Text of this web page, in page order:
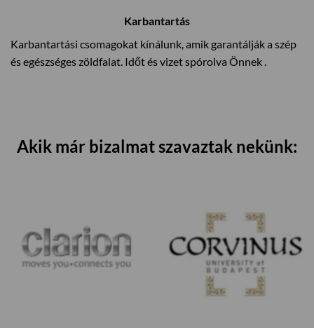
Karbantartás
Karbantartási csomagokat kínálunk, amik garantálják a szép
és egészséges zöldfalat. Időt és vizet spórolva Önnek .
Akik már bizalmat szavaztak nekünk: